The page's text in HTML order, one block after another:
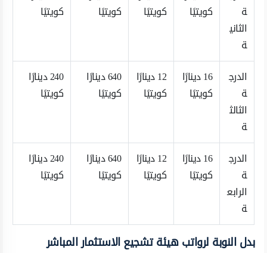
ة
الثاني
ة
كويتيًا
كويتيًا
كويتيًا
كويتيًا
الدرج
ة
الثالث
ة
16 دينارًا
كويتيًا
12 دينارًا
كويتيًا
640 دينارًا
كويتيًا
240 دينارًا
كويتيًا
الدرج
ة
الرابع
ة
16 دينارًا
كويتيًا
12 دينارًا
كويتيًا
640 دينارًا
كويتيًا
240 دينارًا
كويتيًا
بدل النوبة لرواتب هيئة تشجيع الاستثمار المباشر